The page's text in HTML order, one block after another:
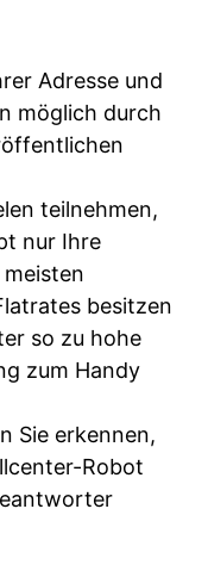
Adresse und
möglich durch
teilnehmen,
nur Ihre
besitzen
so zu hohe
zum Handy
Sie erkennen,
Robot